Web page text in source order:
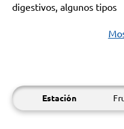
digestivos, algunos tipos
Estación